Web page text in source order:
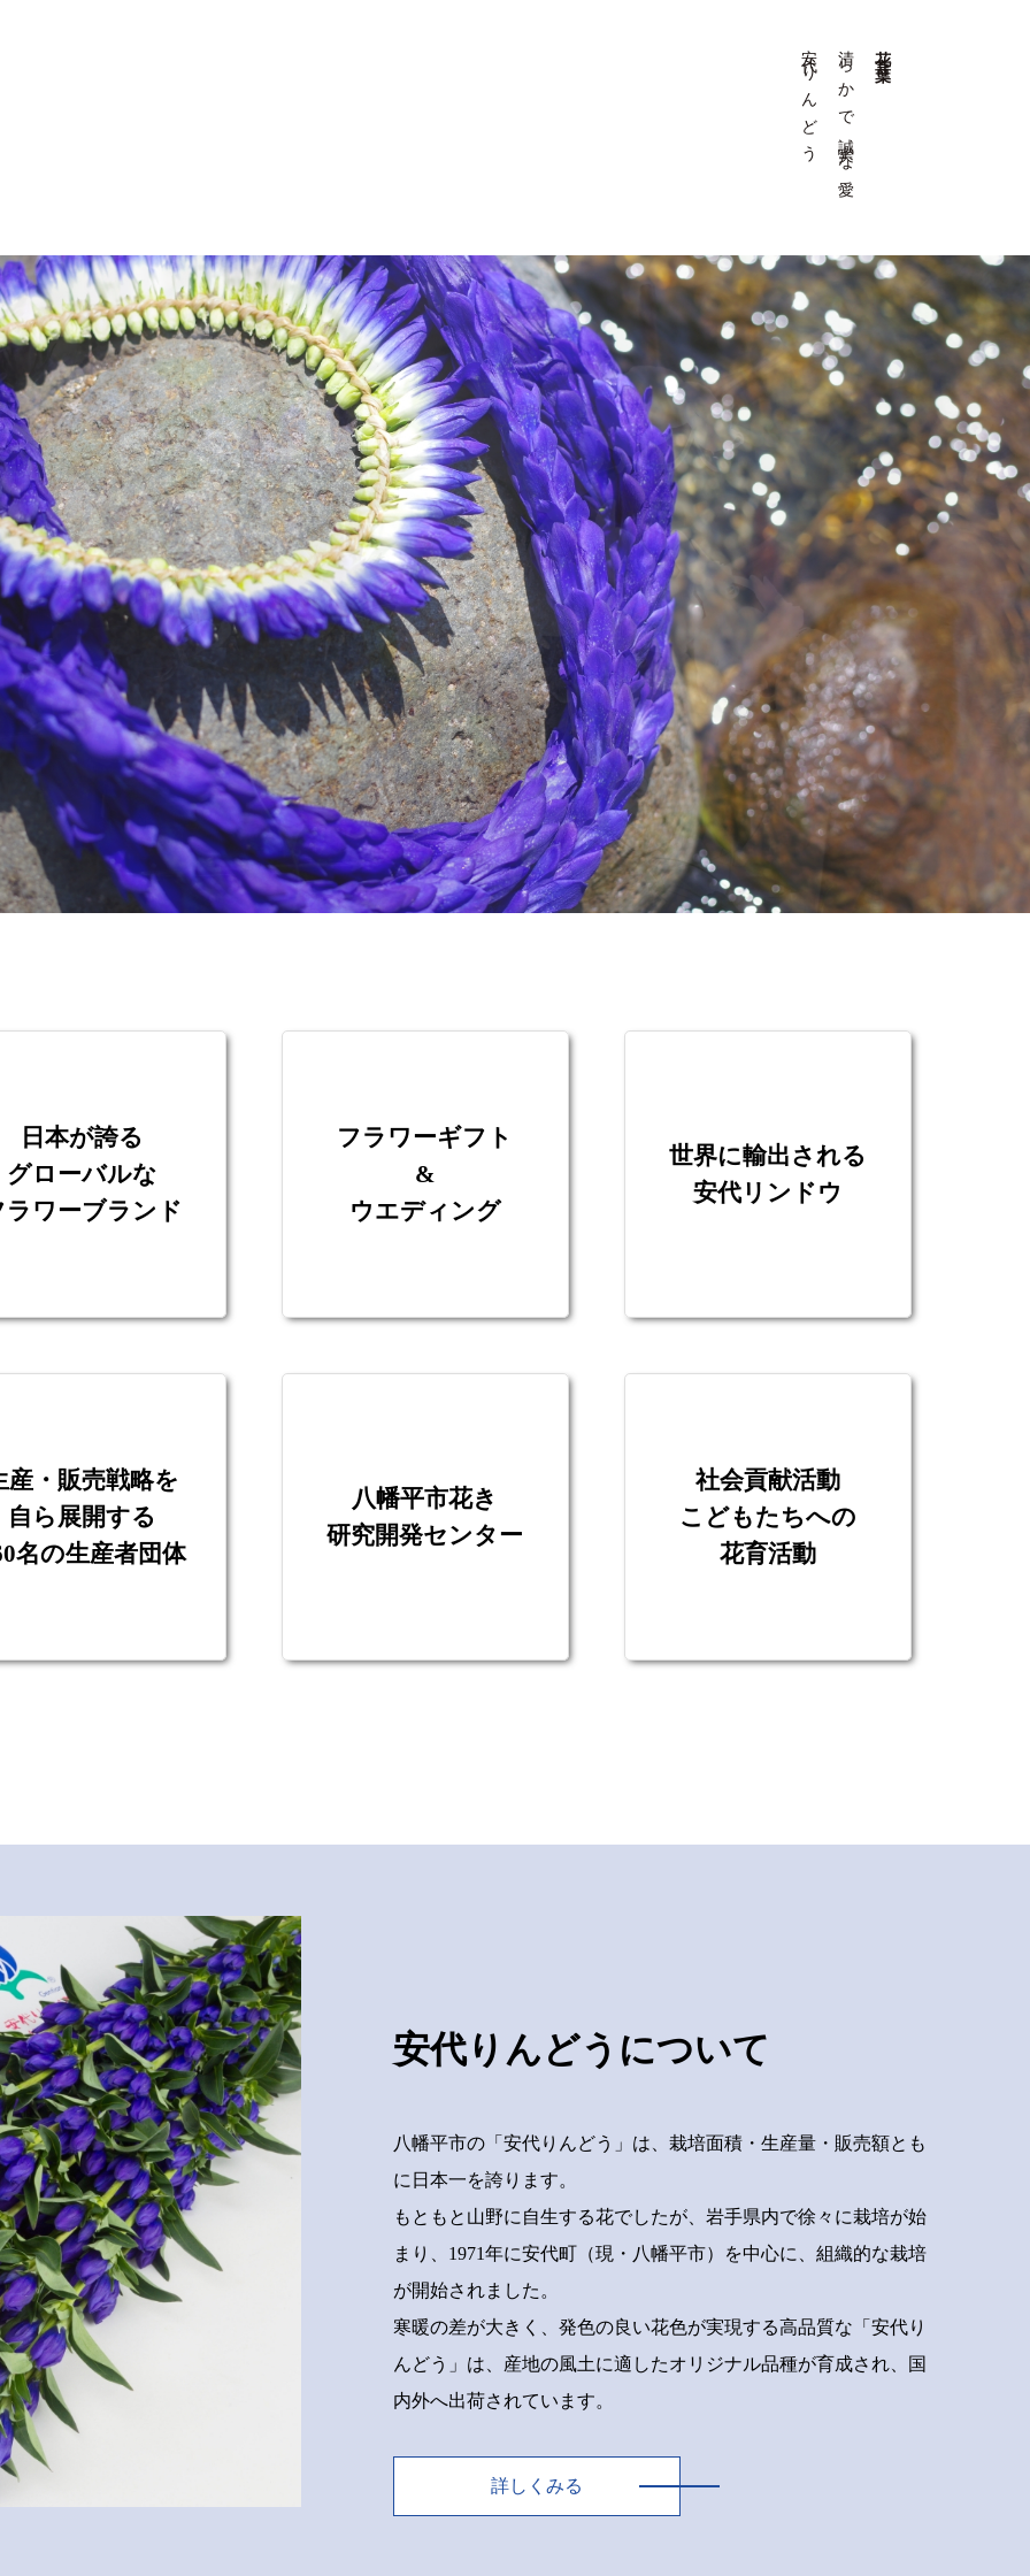
花言葉
清らかで誠実な愛
安代りんどう
日本が誇る
グローバルな
ラワーブランド
フラワーギフト
&
ウエディング
世界に輸出される
安代リンドウ
産・販売戦略を
自ら展開する
名の生産者団体
八幡平市花き
研究開発センター
社会貢献活動
こどもたちへの
花育活動
安代りんどうについて
八幡平市の「安代りんどう」は、栽培面積・生産量・販売額とも
に日本一を誇ります。
もともと山野に自生する花でしたが、岩手県内で徐々に栽培が始
まり、1971年に安代町（現・八幡平市）を中心に、組織的な栽培
が開始されました。
寒暖の差が大きく、発色の良い花色が実現する高品質な「安代り
んどう」は、産地の風土に適したオリジナル品種が育成され、国
内外へ出荷されています。
詳しくみる